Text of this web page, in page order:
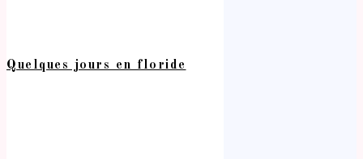
Quelques jours en floride